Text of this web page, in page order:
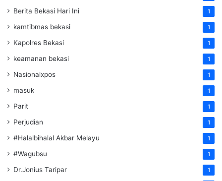
Berita Bekasi Hari Ini 1
kamtibmas bekasi 1
Kapolres Bekasi 1
keamanan bekasi 1
Nasionalxpos 1
masuk 1
Parit 1
Perjudian 1
#Halalbihalal Akbar Melayu 1
#Wagubsu 1
Dr.Jonius Taripar 1